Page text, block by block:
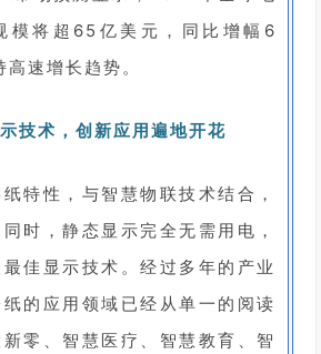
模将超65亿美元，同比增幅6
速增长趋势。
技术，创新应用遍地开花
特性，与智慧物联技术结合，
时，静态显示完全无需用电，
佳显示技术。经过多年的产业
的应用领域已经从单一的阅读
零、智慧医疗、智慧教育、智